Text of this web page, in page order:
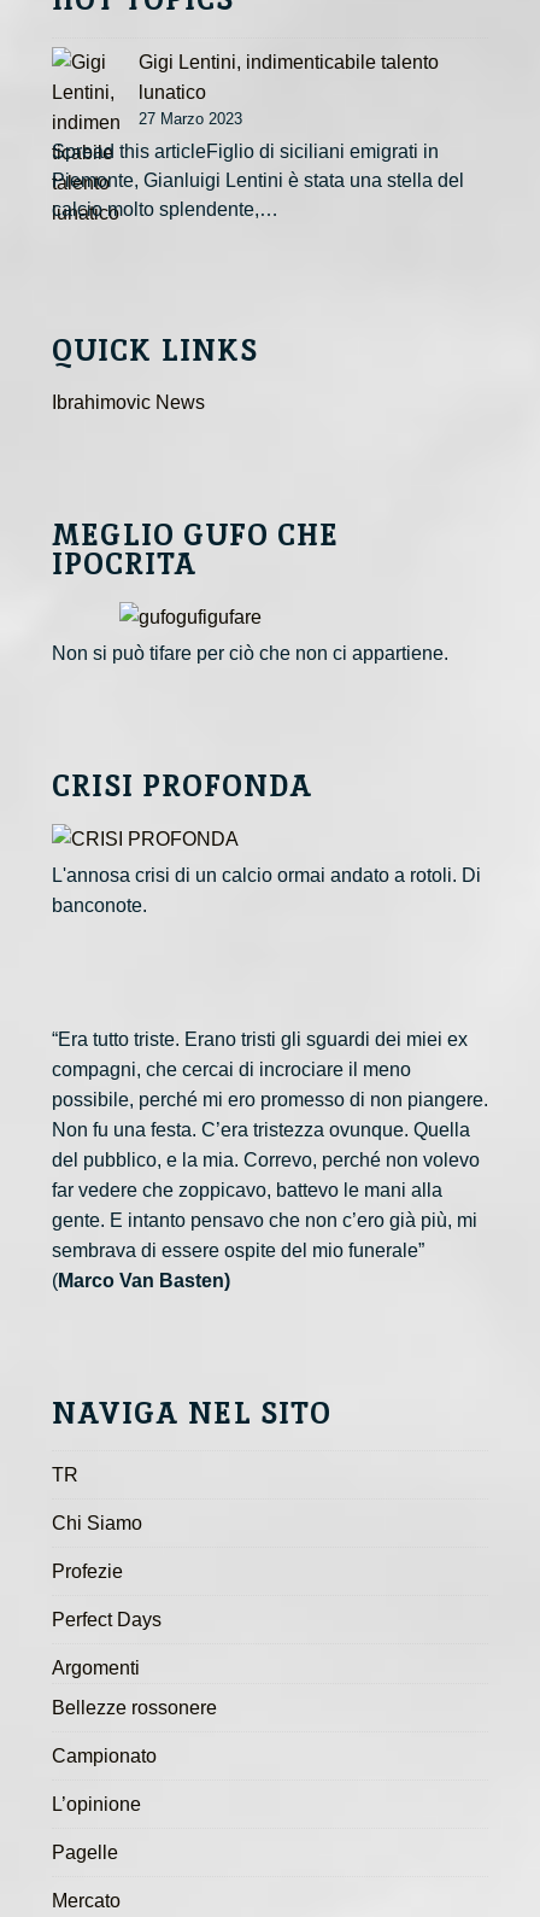
Gigi Lentini, indimenticabile talento
lunatico
27 Marzo 2023
Spread this articleFiglio di siciliani emigrati in
Piemonte, Gianluigi Lentini è stata una stella del
calcio molto splendente,…
QUICK LINKS
Ibrahimovic News
MEGLIO GUFO CHE
IPOCRITA
Non si può tifare per ciò che non ci appartiene.
CRISI PROFONDA
L'annosa crisi di un calcio ormai andato a rotoli. Di
banconote.
“Era tutto triste. Erano tristi gli sguardi dei miei ex
compagni, che cercai di incrociare il meno
possibile, perché mi ero promesso di non piangere.
Non fu una festa. C’era tristezza ovunque. Quella
del pubblico, e la mia. Correvo, perché non volevo
far vedere che zoppicavo, battevo le mani alla
gente. E intanto pensavo che non c’ero già più, mi
sembrava di essere ospite del mio funerale”
(Marco Van Basten)
NAVIGA NEL SITO
TR
Chi Siamo
Profezie
Perfect Days
Argomenti
Bellezze rossonere
Campionato
L’opinione
Pagelle
Mercato